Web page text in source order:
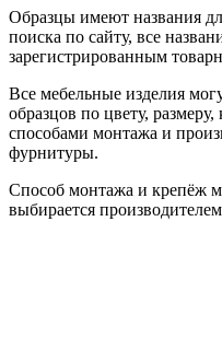
Образцы имеют названия
поиска по сайту, все
зарегистрированным
Все мебельные изделия
образцов по цвету,
способами монтажа и
фурнитуры.
Способ монтажа и крепёж
выбирается